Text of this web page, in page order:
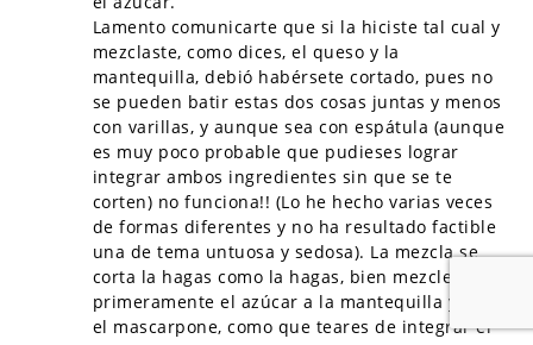
Lamento comunicarte que si la hiciste tal cual y
mezclaste, como dices, el queso y la
mantequilla, debió habérsete cortado, pues no
se pueden batir estas dos cosas juntas y menos
con varillas, y aunque sea con espátula (aunque
es muy poco probable que pudieses lograr
integrar ambos ingredientes sin que se te
corten) no funciona!! (Lo he hecho varias veces
de formas diferentes y no ha resultado factible
una de tema untuosa y sedosa). La mezcla se
corta la hagas como la hagas, bien mezcles
primeramente el azúcar a la mantequilla y luego
el mascarpone, como que teares de integrar el